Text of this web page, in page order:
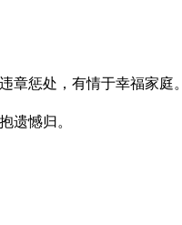
惩处，有情于幸福家庭。
遗憾归。